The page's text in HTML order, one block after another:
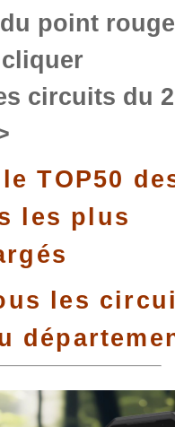
point rouge
circuits du
TOP50
les plus
les